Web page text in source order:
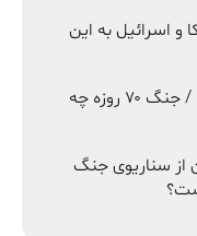
و اسرائیل به این
برندگان پنهان جنگ خاورمیانه / جنگ ۷۰ روزه چه
از سناریوی جنگ